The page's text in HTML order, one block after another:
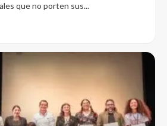
que no porten sus...